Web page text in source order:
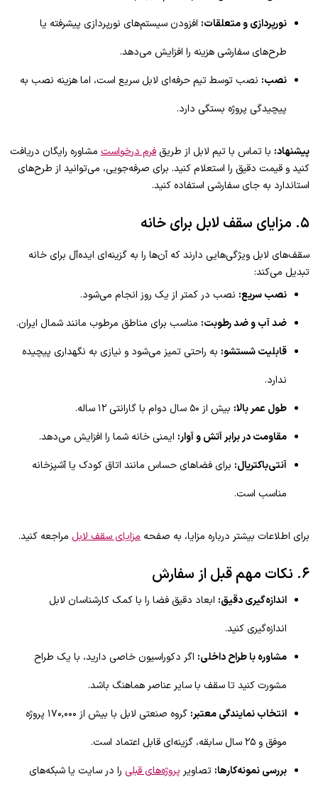
نورپردازی و متعلقات: افزودن سیستم‌های نورپردازی پیشرفته یا
طرح‌های سفارشی هزینه را افزایش می‌دهد.
نصب: نصب توسط تیم حرفه‌ای لابل سریع است، اما هزینه نصب به
پیچیدگی پروژه بستگی دارد.
پیشنهاد: با تماس با تیم لابل از طریق فرم درخواست مشاوره رایگان دریافت
کنید و قیمت دقیق را استعلام کنید. برای صرفه‌جویی، می‌توانید از طرح‌های
استاندارد به جای سفارشی استفاده کنید.
۵. مزایای سقف لابل برای خانه
سقف‌های لابل ویژگی‌هایی دارند که آن‌ها را به گزینه‌ای ایده‌آل برای خانه
تبدیل می‌کند:
نصب سریع: نصب در کمتر از یک روز انجام می‌شود.
ضد آب و ضد رطوبت: مناسب برای مناطق مرطوب مانند شمال ایران.
قابلیت شستشو: به راحتی تمیز می‌شود و نیازی به نگهداری پیچیده
ندارد.
طول عمر بالا: بیش از ۵۰ سال دوام با گارانتی ۱۲ ساله.
مقاومت در برابر آتش و آوار: ایمنی خانه شما را افزایش می‌دهد.
آنتی‌باکتریال: برای فضاهای حساس مانند اتاق کودک یا آشپزخانه
مناسب است.
برای اطلاعات بیشتر درباره مزایا، به صفحه مزایای سقف لابل مراجعه کنید.
۶. نکات مهم قبل از سفارش
اندازه‌گیری دقیق: ابعاد دقیق فضا را با کمک کارشناسان لابل
اندازه‌گیری کنید.
مشاوره با طراح داخلی: اگر دکوراسیون خاصی دارید، با یک طراح
مشورت کنید تا سقف با سایر عناصر هماهنگ باشد.
انتخاب نمایندگی معتبر:
گروه صنعتی لابل با بیش از ۱۷۰,۰۰۰ پروژه
موفق و ۲۵ سال سابقه، گزینه‌ای قابل اعتماد است.
بررسی نمونه‌کارها: تصاویر پروژه‌های قبلی را در سایت یا شبکه‌های